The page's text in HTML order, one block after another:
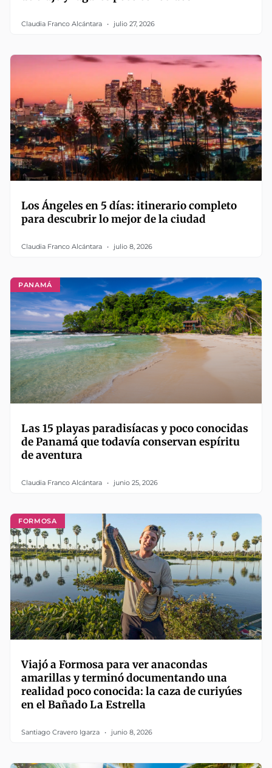
Claudia Franco Alcántara julio 27, 2026
Los Ángeles en 5 días: itinerario completo
para descubrir lo mejor de la ciudad
Claudia Franco Alcántara julio 8, 2026
PANAMÁ
Las 15 playas paradisíacas y poco conocidas
de Panamá que todavía conservan espíritu
de aventura
Claudia Franco Alcántara junio 25, 2026
FORMOSA
Viajó a Formosa para ver anacondas
amarillas y terminó documentando una
realidad poco conocida: la caza de curiyúes
en el Bañado La Estrella
Santiago Cravero Igarza junio 8, 2026